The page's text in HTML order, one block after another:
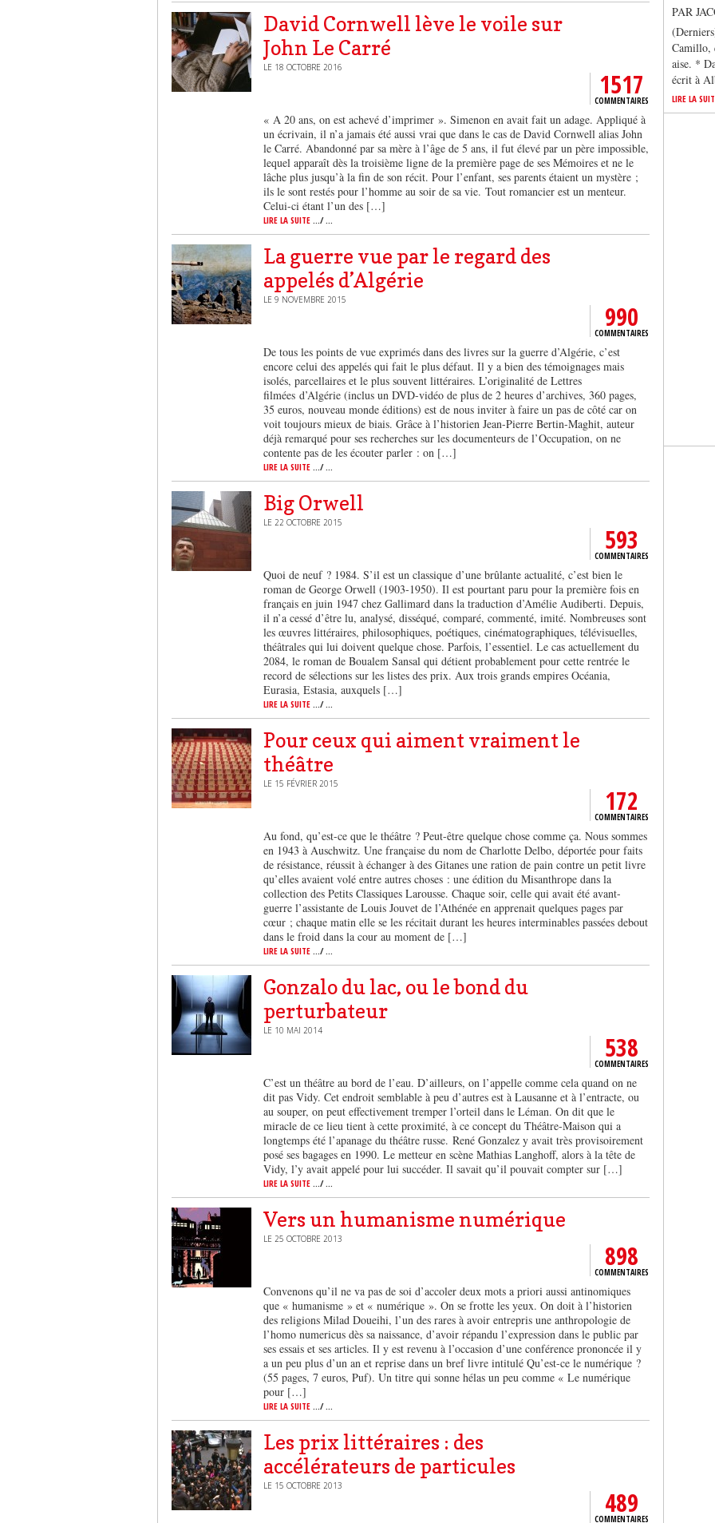
David Cornwell lève le voile sur
John Le Carré
LE 18 OCTOBRE 2016
1517
COMMENTAIRES
« A 20 ans, on est achevé d’imprimer ». Simenon en avait fait un adage. Appliqué à
un écrivain, il n’a jamais été aussi vrai que dans le cas de David Cornwell alias John
le Carré. Abandonné par sa mère à l’âge de 5 ans, il fut élevé par un père impossible,
lequel apparaît dès la troisième ligne de la première page de ses Mémoires et ne le
lâche plus jusqu’à la fin de son récit. Pour l’enfant, ses parents étaient un mystère ;
ils le sont restés pour l’homme au soir de sa vie. Tout romancier est un menteur.
Celui-ci étant l’un des […]
LIRE LA SUITE .../ ...
La guerre vue par le regard des
appelés d’Algérie
LE 9 NOVEMBRE 2015
990
COMMENTAIRES
De tous les points de vue exprimés dans des livres sur la guerre d’Algérie, c’est
encore celui des appelés qui fait le plus défaut. Il y a bien des témoignages mais
isolés, parcellaires et le plus souvent littéraires. L’originalité de Lettres
filmées d’Algérie (inclus un DVD-vidéo de plus de 2 heures d’archives, 360 pages,
35 euros, nouveau monde éditions) est de nous inviter à faire un pas de côté car on
voit toujours mieux de biais. Grâce à l’historien Jean-Pierre Bertin-Maghit, auteur
déjà remarqué pour ses recherches sur les documenteurs de l’Occupation, on ne
contente pas de les écouter parler : on […]
LIRE LA SUITE .../ ...
Big Orwell
LE 22 OCTOBRE 2015
593
COMMENTAIRES
Quoi de neuf ? 1984. S’il est un classique d’une brûlante actualité, c’est bien le
roman de George Orwell (1903-1950). Il est pourtant paru pour la première fois en
français en juin 1947 chez Gallimard dans la traduction d’Amélie Audiberti. Depuis,
il n’a cessé d’être lu, analysé, disséqué, comparé, commenté, imité. Nombreuses sont
les œuvres littéraires, philosophiques, poétiques, cinématographiques, télévisuelles,
théâtrales qui lui doivent quelque chose. Parfois, l’essentiel. Le cas actuellement du
2084, le roman de Boualem Sansal qui détient probablement pour cette rentrée le
record de sélections sur les listes des prix. Aux trois grands empires Océania,
Eurasia, Estasia, auxquels […]
LIRE LA SUITE .../ ...
Pour ceux qui aiment vraiment le
théâtre
LE 15 FÉVRIER 2015
172
COMMENTAIRES
Au fond, qu’est-ce que le théâtre ? Peut-être quelque chose comme ça. Nous sommes
en 1943 à Auschwitz. Une française du nom de Charlotte Delbo, déportée pour faits
de résistance, réussit à échanger à des Gitanes une ration de pain contre un petit livre
qu’elles avaient volé entre autres choses : une édition du Misanthrope dans la
collection des Petits Classiques Larousse. Chaque soir, celle qui avait été avant-
guerre l’assistante de Louis Jouvet de l’Athénée en apprenait quelques pages par
cœur ; chaque matin elle se les récitait durant les heures interminables passées debout
dans le froid dans la cour au moment de […]
LIRE LA SUITE .../ ...
Gonzalo du lac, ou le bond du
perturbateur
LE 10 MAI 2014
538
COMMENTAIRES
C’est un théâtre au bord de l’eau. D’ailleurs, on l’appelle comme cela quand on ne
dit pas Vidy. Cet endroit semblable à peu d’autres est à Lausanne et à l’entracte, ou
au souper, on peut effectivement tremper l’orteil dans le Léman. On dit que le
miracle de ce lieu tient à cette proximité, à ce concept du Théâtre-Maison qui a
longtemps été l’apanage du théâtre russe. René Gonzalez y avait très provisoirement
posé ses bagages en 1990. Le metteur en scène Mathias Langhoff, alors à la tête de
Vidy, l’y avait appelé pour lui succéder. Il savait qu’il pouvait compter sur […]
LIRE LA SUITE .../ ...
Vers un humanisme numérique
LE 25 OCTOBRE 2013
898
COMMENTAIRES
Convenons qu’il ne va pas de soi d’accoler deux mots a priori aussi antinomiques
que « humanisme » et « numérique ». On se frotte les yeux. On doit à l’historien
des religions Milad Doueihi, l’un des rares à avoir entrepris une anthropologie de
l’homo numericus dès sa naissance, d’avoir répandu l’expression dans le public par
ses essais et ses articles. Il y est revenu à l’occasion d’une conférence prononcée il y
a un peu plus d’un an et reprise dans un bref livre intitulé Qu’est-ce le numérique ?
(55 pages, 7 euros, Puf). Un titre qui sonne hélas un peu comme « Le numérique
pour […]
LIRE LA SUITE .../ ...
Les prix littéraires : des
accélérateurs de particules
LE 15 OCTOBRE 2013
489
COMMENTAIRES
PAR
Camillo,
aise. *
écrit à
LIRE LA